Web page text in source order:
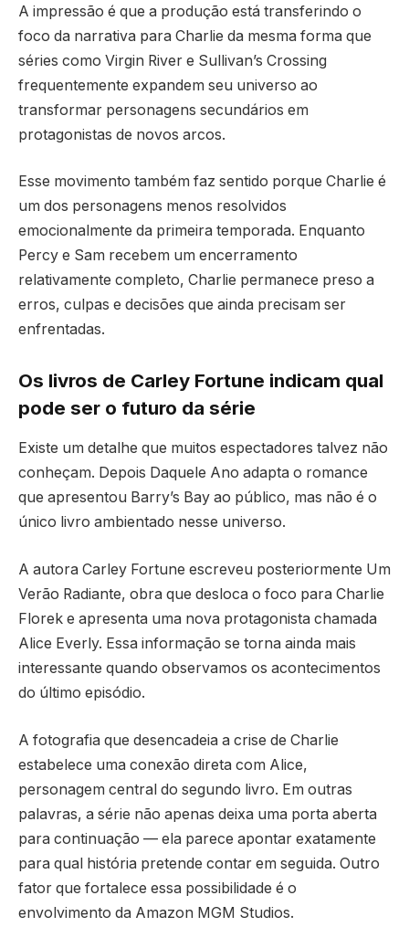
A impressão é que a produção está transferindo o
foco da narrativa para Charlie da mesma forma que
séries como Virgin River e Sullivan’s Crossing
frequentemente expandem seu universo ao
transformar personagens secundários em
protagonistas de novos arcos.
Esse movimento também faz sentido porque Charlie é
um dos personagens menos resolvidos
emocionalmente da primeira temporada. Enquanto
Percy e Sam recebem um encerramento
relativamente completo, Charlie permanece preso a
erros, culpas e decisões que ainda precisam ser
enfrentadas.
Os livros de Carley Fortune indicam qual
pode ser o futuro da série
Existe um detalhe que muitos espectadores talvez não
conheçam. Depois Daquele Ano adapta o romance
que apresentou Barry’s Bay ao público, mas não é o
único livro ambientado nesse universo.
A autora Carley Fortune escreveu posteriormente Um
Verão Radiante, obra que desloca o foco para Charlie
Florek e apresenta uma nova protagonista chamada
Alice Everly. Essa informação se torna ainda mais
interessante quando observamos os acontecimentos
do último episódio.
A fotografia que desencadeia a crise de Charlie
estabelece uma conexão direta com Alice,
personagem central do segundo livro. Em outras
palavras, a série não apenas deixa uma porta aberta
para continuação — ela parece apontar exatamente
para qual história pretende contar em seguida. Outro
fator que fortalece essa possibilidade é o
envolvimento da Amazon MGM Studios.